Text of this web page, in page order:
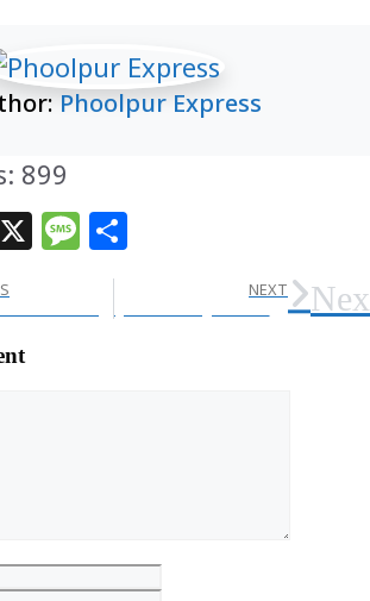
Phoolpur Express
899
X Message
NEXT